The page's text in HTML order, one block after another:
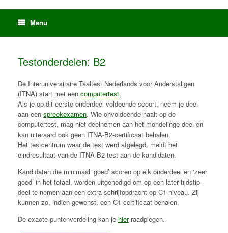
Menu
Testonderdelen: B2
De Interuniversitaire Taaltest Nederlands voor Anderstaligen
(ITNA) start met een computertest.
Als je op dit eerste onderdeel voldoende scoort, neem je deel
aan een spreekexamen. Wie onvoldoende haalt op de
computertest, mag niet deelnemen aan het mondelinge deel en
kan uiteraard ook geen ITNA-B2-certificaat behalen.
Het testcentrum waar de test werd afgelegd, meldt het
eindresultaat van de ITNA-B2-test aan de kandidaten.
Kandidaten die minimaal ‘goed’ scoren op elk onderdeel en ‘zeer
goed’ in het totaal, worden uitgenodigd om op een later tijdstip
deel te nemen aan een extra schrijfopdracht op C1-niveau. Zij
kunnen zo, indien gewenst, een C1-certificaat behalen.
De exacte puntenverdeling kan je hierraadplegen.